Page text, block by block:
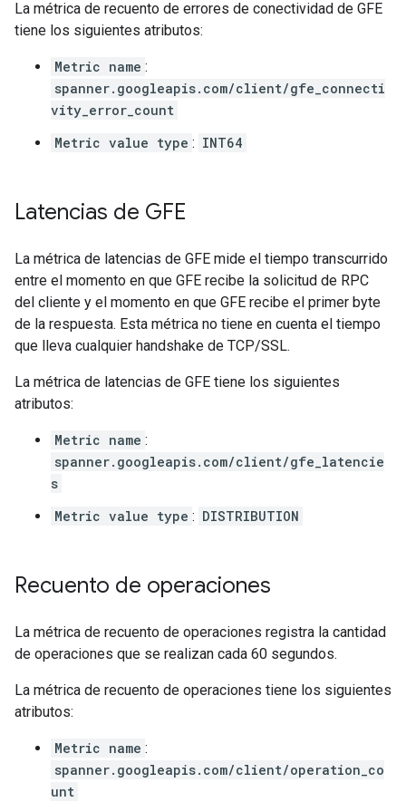
La métrica de recuento de errores de conectividad de GFE
tiene los siguientes atributos:
Metric name :
spanner.googleapis.com/client/gfe_connecti
vity_error_count
Metric value type : INT64
Latencias de GFE
La métrica de latencias de GFE mide el tiempo transcurrido
entre el momento en que GFE recibe la solicitud de RPC
del cliente y el momento en que GFE recibe el primer byte
de la respuesta. Esta métrica no tiene en cuenta el tiempo
que lleva cualquier handshake de TCP/SSL.
La métrica de latencias de GFE tiene los siguientes
atributos:
Metric name :
spanner.googleapis.com/client/gfe_latencie
s
Metric value type : DISTRIBUTION
Recuento de operaciones
La métrica de recuento de operaciones registra la cantidad
de operaciones que se realizan cada 60 segundos.
La métrica de recuento de operaciones tiene los siguientes
atributos:
Metric name :
spanner.googleapis.com/client/operation_co
unt